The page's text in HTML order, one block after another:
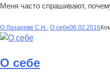
Меня часто спрашивают,
О Лазареве С.Н., О себе06.02.2016
О себе